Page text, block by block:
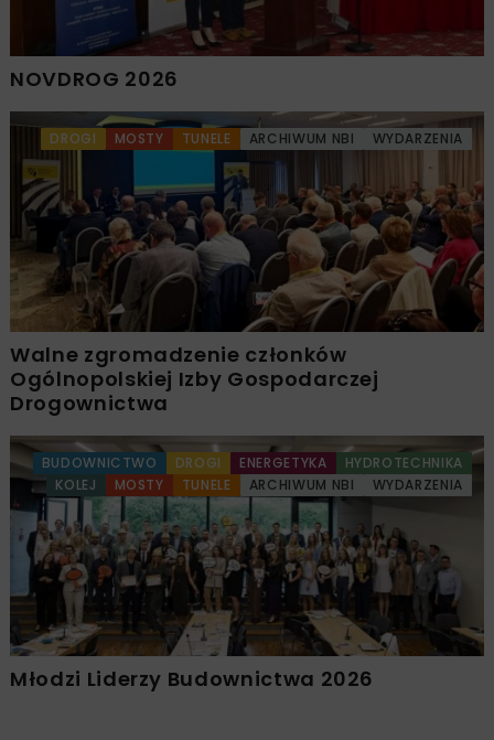
NOVDROG 2026
DROGI MOSTY TUNELE ARCHIWUM NBI WYDARZENIA
Walne zgromadzenie członków
Ogólnopolskiej Izby Gospodarczej
Drogownictwa
BUDOWNICTWO DROGI ENERGETYKA
HYDROTECHNIKA
KOLEJ
MOSTY TUNELE ARCHIWUM NBI WYDARZENIA
Młodzi Liderzy Budownictwa 2026